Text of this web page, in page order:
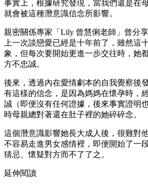
事實上，根據研究發現，當我們還是在
就會被這種潛意識信念所影響。
親密關係專家「Lily 曾慧俐老師」曾分
上一次談戀愛已經是十年前了，雖然這
象，但每次要開始更進一步交往時，她
方不忠誠。
後來，透過內在愛情劇本的自我覺察後
有這樣的信念，是因為媽媽在懷孕時，
誠（即便沒有任何證據，後來事實證明
時母親總對著還在肚子裡的她碎碎念。
這個潛意識影響她長大成人後，很難對
不容易走進男女感情裡，即便開始了一
猜忌、懷疑對方而不了了之。
延伸閱讀